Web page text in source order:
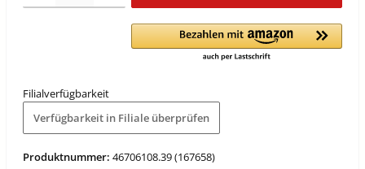
Filialverfügbarkeit
Verfügbarkeit in Filiale überprüfen
Produktnummer: 46706108.39 (167658)